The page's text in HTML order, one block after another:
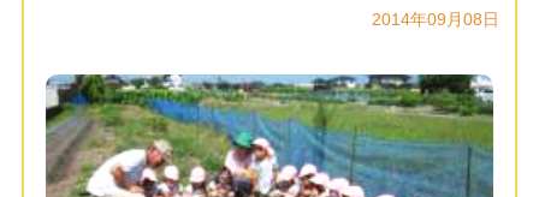
2014年09月08日